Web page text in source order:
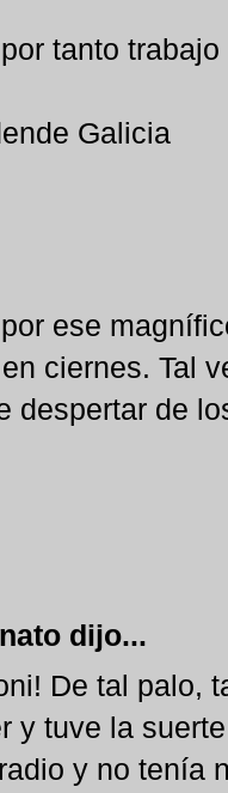
tanto
Galicia
ese
ciernes. Tal
despertar de
dijo...
De tal palo,
y tuve la
y no tenía